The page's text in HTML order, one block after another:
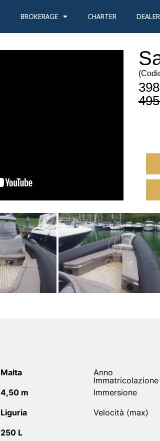
BROKERAGE CHARTER DEALER
(
Malta
Anno
Immatricolazione
4,50 m Immersione
Liguria Velocità (max)
250 L